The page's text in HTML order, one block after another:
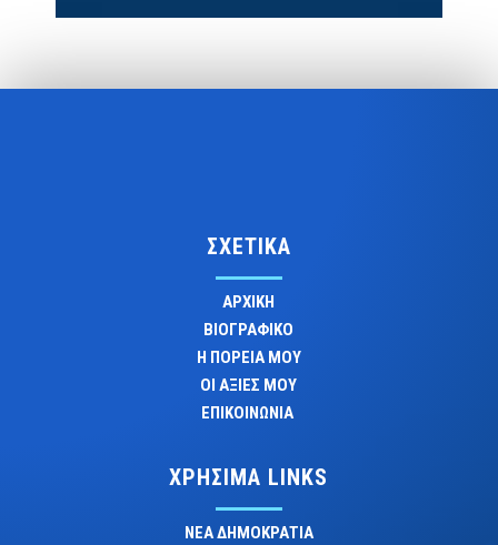
ΣΧΕΤΙΚΑ
ΑΡΧΙΚΗ
ΒΙΟΓΡΑΦΙΚΟ
Η ΠΟΡΕΙΑ ΜΟΥ
ΟΙ ΑΞΙΕΣ ΜΟΥ
ΕΠΙΚΟΙΝΩΝΙΑ
ΧΡΗΣΙΜΑ LINKS
ΝΕΑ ΔΗΜΟΚΡΑΤΙΑ